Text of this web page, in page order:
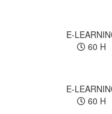
E-
60 H
E-
60 H